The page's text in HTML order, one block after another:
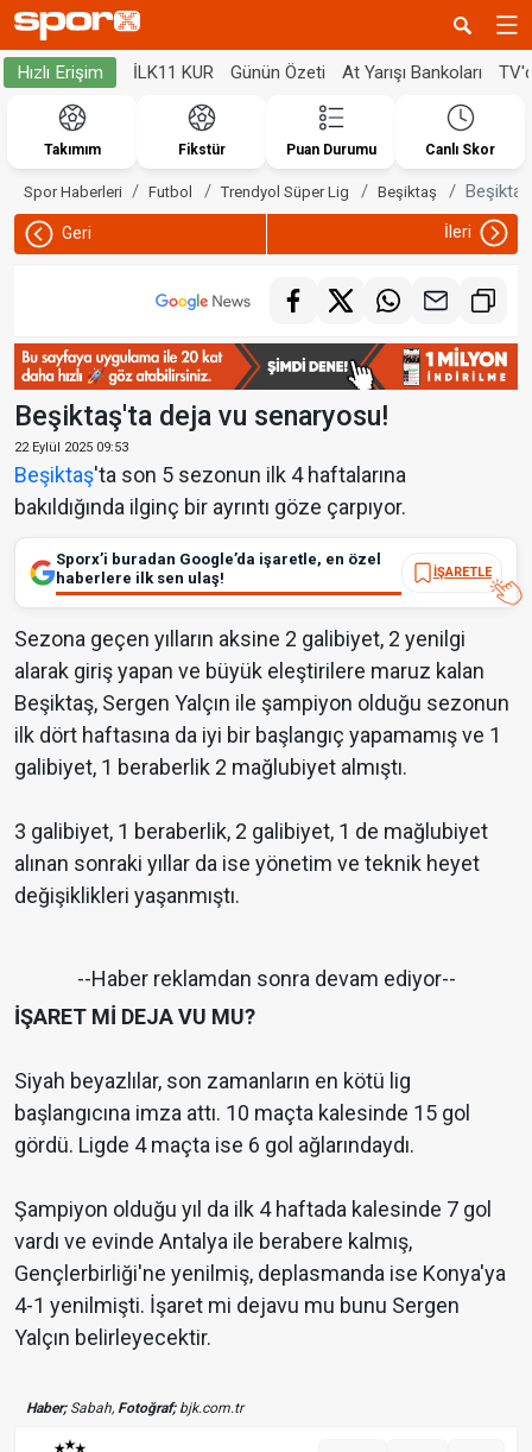
Hızlı Erişim İLK11 KUR Günün Özeti At Yarışı Bankoları
Takımım Fikstür Puan Durumu Canlı Skor
Spor Haberleri Futbol Trendyol Süper Lig Beşiktaş
Geri İleri
Beşiktaş'ta deja vu senaryosu!
22 Eylül 2025 09:53
Beşiktaş'ta son 5 sezonun ilk 4 haftalarına
bakıldığında ilginç bir ayrıntı göze çarpıyor.
Sporx’i buradan Google’da işaretle, en özel
haberlere ilk sen ulaş!
İŞARETLE
Sezona geçen yılların aksine 2 galibiyet, 2 yenilgi
alarak giriş yapan ve büyük eleştirilere maruz kalan
Beşiktaş, Sergen Yalçın ile şampiyon olduğu sezonun
ilk dört haftasına da iyi bir başlangıç yapamamış ve 1
galibiyet, 1 beraberlik 2 mağlubiyet almıştı.
3 galibiyet, 1 beraberlik, 2 galibiyet, 1 de mağlubiyet
alınan sonraki yıllar da ise yönetim ve teknik heyet
değişiklikleri yaşanmıştı.
--Haber reklamdan sonra devam ediyor--
İŞARET Mİ DEJA VU MU?
Siyah beyazlılar, son zamanların en kötü lig
başlangıcına imza attı. 10 maçta kalesinde 15 gol
gördü. Ligde 4 maçta ise 6 gol ağlarındaydı.
Şampiyon olduğu yıl da ilk 4 haftada kalesinde 7 gol
vardı ve evinde Antalya ile berabere kalmış,
Gençlerbirliği'ne yenilmiş, deplasmanda ise Konya'ya
4-1 yenilmişti. İşaret mi dejavu mu bunu Sergen
Yalçın belirleyecektir.
Haber;Sabah, Fotoğraf;bjk.com.tr